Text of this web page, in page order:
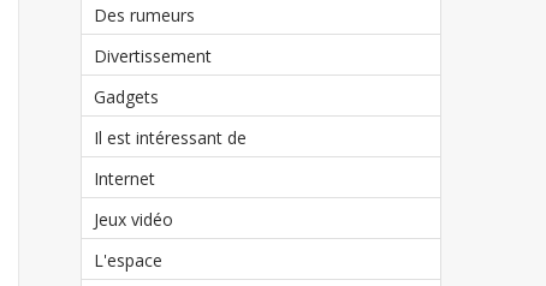
Des rumeurs
Divertissement
Gadgets
Il est intéressant de
Internet
Jeux vidéo
L'espace